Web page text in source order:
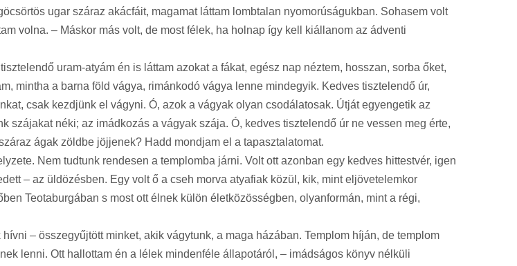
ugar száraz akácfáit, magamat láttam lombtalan nyomorúságukban. Sohasem volt
volna. – Máskor más volt, de most félek, ha holnap így kell kiállanom az ádventi
uram-atyám én is láttam azokat a fákat, egész nap néztem, hosszan, sorba őket,
mintha a barna föld vágya, rimánkodó vágya lenne mindegyik. Kedves tisztelendő úr,
csak kezdjünk el vágyni. Ó, azok a vágyak olyan csodálatosak. Útját egyengetik az
szájakat néki; az imádkozás a vágyak szája. Ó, kedves tisztelendő úr ne vessen meg érte,
ágak zöldbe jöjjenek? Hadd mondjam el a tapasztalatomat.
Nem tudtunk rendesen a templomba járni. Volt ott azonban egy kedves hittestvér, igen
– az üldözésben. Egy volt ő a cseh morva atyafiak közül, kik, mint eljövetelemkor
Teotaburgában s most ott élnek külön életközösségben, olyanformán, mint a régi,
– összegyűjtött minket, akik vágytunk, a maga házában. Templom híján, de templom
lenni. Ott hallottam én a lélek mindenféle állapotáról, – imádságos könyv nélküli